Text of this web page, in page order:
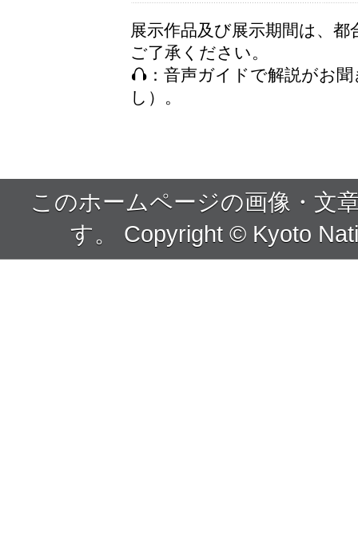
展示作品及び展示期間は、
ご了承ください。
：音声ガイドで解説がお
し）。
このホームページの画像・文
す。 Copyright © Kyoto